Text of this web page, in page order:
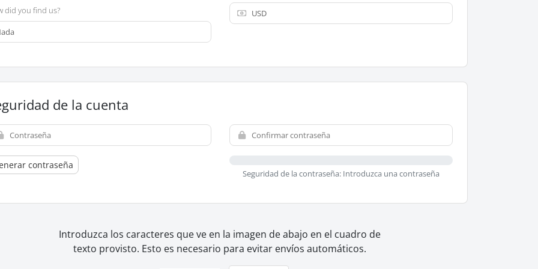
did you find us?
de la cuenta
contraseña
Seguridad de la contraseña: Introduzca una contraseña
Introduzca los caracteres que ve en la imagen de abajo en el cuadro de
texto provisto. Esto es necesario para evitar envíos automáticos.